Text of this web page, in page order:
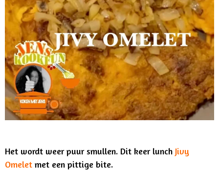
Het wordt weer puur smullen. Dit keer lunch Jivy
Omelet met een pittige bite.